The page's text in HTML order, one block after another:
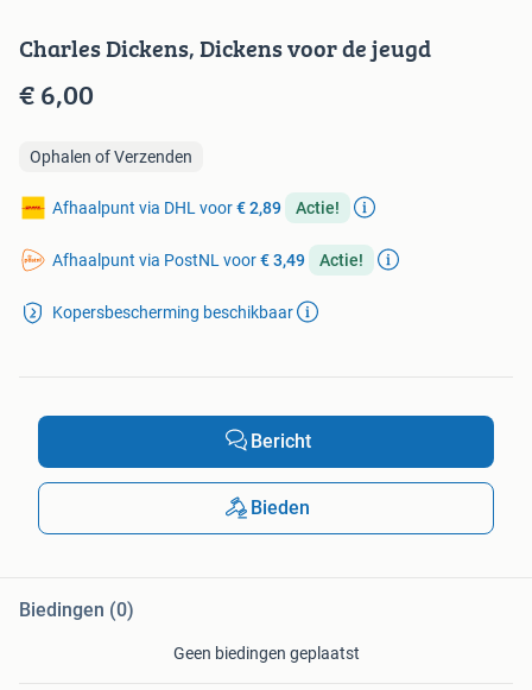
Charles Dickens, Dickens voor de jeugd
€ 6,00
Ophalen of Verzenden
Afhaalpunt via DHL voor€ 2,89 Actie!
Afhaalpunt via PostNL voor€ 3,49 Actie!
Kopersbescherming beschikbaar
Bericht
Bieden
Biedingen (0)
Geen biedingen geplaatst